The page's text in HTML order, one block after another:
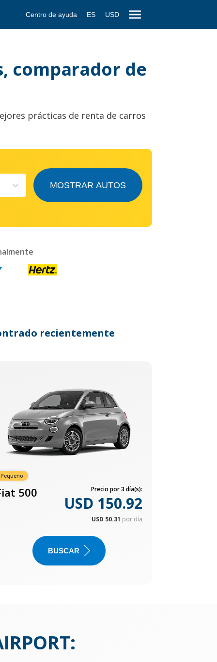
Centro de ayuda ES USD
comparador de
prácticas de renta de carros
MOSTRAR AUTOS
recientemente
Pequeño
500 Precio por 3 día(s):
USD 150.92
USD 50.31 por día
BUSCAR
: